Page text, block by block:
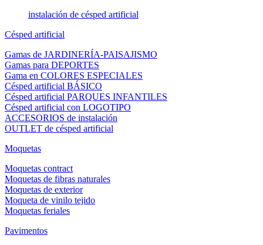
instalación de césped artificial
Césped artificial
Gamas de JARDINERÍA-PAISAJISMO
Gamas para DEPORTES
Gama en COLORES ESPECIALES
Césped artificial BÁSICO
Césped artificial PARQUES INFANTILES
Césped artificial con LOGOTIPO
ACCESORIOS de instalación
OUTLET de césped artificial
Moquetas
Moquetas contract
Moquetas de fibras naturales
Moquetas de exterior
Moqueta de vinilo tejido
Moquetas feriales
Pavimentos